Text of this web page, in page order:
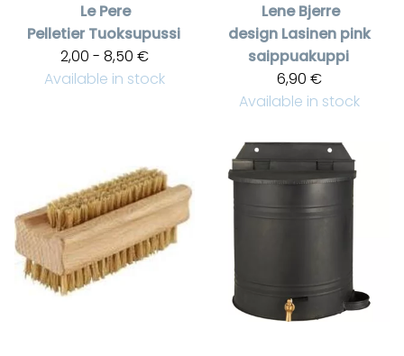
Le Pere
Pelletier Tuoksupussi
2,00 - 8,50 €
Available in stock
Lene Bjerre
design Lasinen pink
saippuakuppi
6,90 €
Available in stock